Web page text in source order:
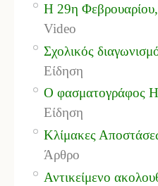
Η 29η Φεβρουαρίου,
Video
Σχολικός
Είδηση
Ο φασματογράφος
Είδηση
Κλίμακες
Άρθρο
Αντικείμενο